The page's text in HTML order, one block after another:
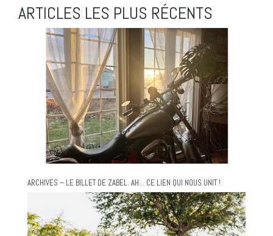
ARTICLES LES PLUS RÉCENTS
ARCHIVES – LE BILLET DE ZABEL. AH… CE LIEN QUI NOUS UNIT !